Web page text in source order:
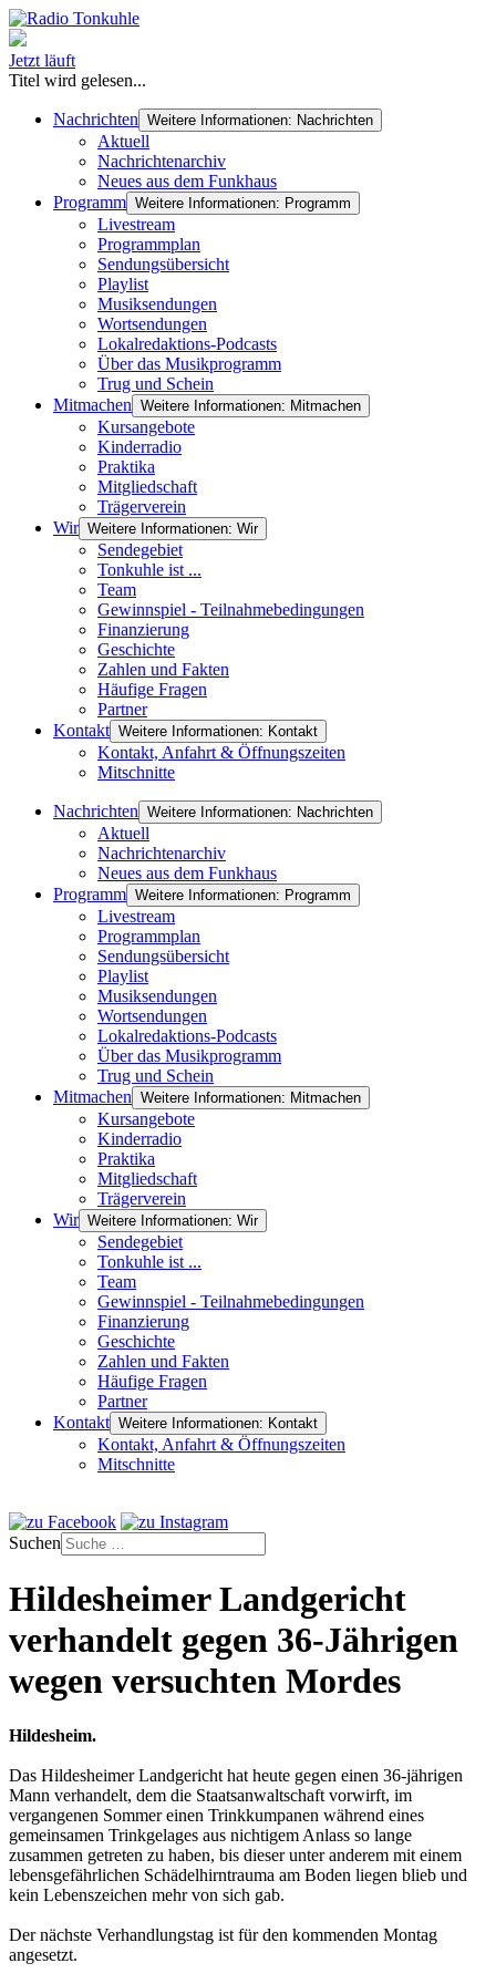
Jetzt läuft
Titel wird gelesen...
Nachrichten Weitere Informationen: Nachrichten
Aktuell
Nachrichtenarchiv
Neues aus dem Funkhaus
Programm Weitere Informationen: Programm
Livestream
Programmplan
Sendungsübersicht
Playlist
Musiksendungen
Wortsendungen
Lokalredaktions-Podcasts
Über das Musikprogramm
Trug und Schein
Mitmachen Weitere Informationen: Mitmachen
Kursangebote
Kinderradio
Praktika
Mitgliedschaft
Trägerverein
Wir Weitere Informationen: Wir
Sendegebiet
Tonkuhle ist ...
Team
Gewinnspiel - Teilnahmebedingungen
Finanzierung
Geschichte
Zahlen und Fakten
Häufige Fragen
Partner
Kontakt Weitere Informationen: Kontakt
Kontakt, Anfahrt & Öffnungszeiten
Mitschnitte
Nachrichten Weitere Informationen: Nachrichten
Aktuell
Nachrichtenarchiv
Neues aus dem Funkhaus
Programm Weitere Informationen: Programm
Livestream
Programmplan
Sendungsübersicht
Playlist
Musiksendungen
Wortsendungen
Lokalredaktions-Podcasts
Über das Musikprogramm
Trug und Schein
Mitmachen Weitere Informationen: Mitmachen
Kursangebote
Kinderradio
Praktika
Mitgliedschaft
Trägerverein
Wir Weitere Informationen: Wir
Sendegebiet
Tonkuhle ist ...
Team
Gewinnspiel - Teilnahmebedingungen
Finanzierung
Geschichte
Zahlen und Fakten
Häufige Fragen
Partner
Kontakt Weitere Informationen: Kontakt
Kontakt, Anfahrt & Öffnungszeiten
Mitschnitte
Suchen
Hildesheimer Landgericht
verhandelt gegen 36-Jährigen
wegen versuchten Mordes
Hildesheim.
Das Hildesheimer Landgericht hat heute gegen einen 36-jährigen
Mann verhandelt, dem die Staatsanwaltschaft vorwirft, im
vergangenen Sommer einen Trinkkumpanen während eines
gemeinsamen Trinkgelages aus nichtigem Anlass so lange
zusammen getreten zu haben, bis dieser unter anderem mit einem
lebensgefährlichen Schädelhirntrauma am Boden liegen blieb und
kein Lebenszeichen mehr von sich gab.
Der nächste Verhandlungstag ist für den kommenden Montag
angesetzt.